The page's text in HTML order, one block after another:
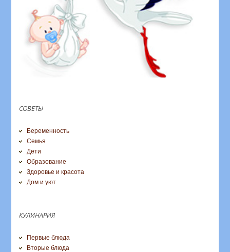
СОВЕТЫ
Беременность
Семья
Дети
Образование
Здоровье и красота
Дом и уют
КУЛИНАРИЯ
Первые блюда
Вторые блюда